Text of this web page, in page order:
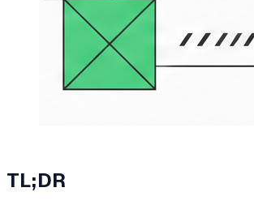
TL;DR